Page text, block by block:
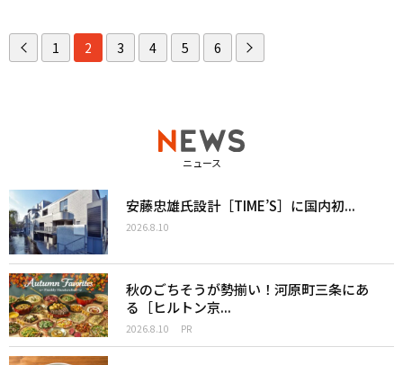
1 2 3 4 5 6
ニュース
安藤忠雄氏設計［TIME’S］に国内初...
2026.8.10
秋のごちそうが勢揃い！河原町三条にあ
る［ヒルトン京...
2026.8.10 PR